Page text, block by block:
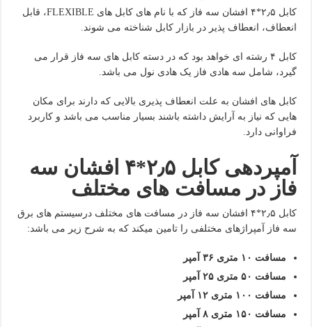
کابل ۲٫۵*۴ افشان سه فاز که با نام های کابل های FLEXIBLE، قابل
انعطاف، انعطاف پذیر در بازار کابل شناخته می شوند.
کابل ۴ رشته ای خواهد بود که در دسته کابل های سه فاز قرار می
گیرد، شامل سه هادی فاز یک هادی نول می باشد.
کابل های افشان به علت انعطاف پذیری بالایی که دارند برای مکان
هایی که نیاز به آرایش داشته باشند بسیار مناسب می باشد و کاربرد
فراوانی دارد.
آمپردهی کابل ۲٫۵*۴ افشان سه
فاز در مسافت های مختلف
کابل ۲٫۵*۴ افشان سه فاز در مسافت های مختلف درسیستم های برق
سه فاز آمپراژهای مختلفی را تامین میکند که به شرح زیر می باشد:
مسافت ۱۰ متری ۳۶ آمپر
مسافت ۵۰ متری ۲۵ آمپر
مسافت ۱۰۰ متری ۱۲ آمپر
مسافت ۱۵۰ متری ۸ آمپر